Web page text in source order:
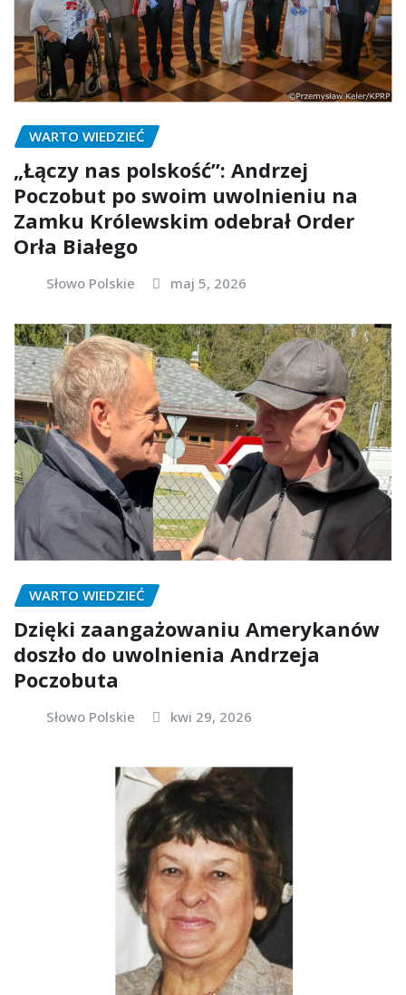
WARTO WIEDZIEĆ
„Łączy nas polskość”: Andrzej
Poczobut po swoim uwolnieniu na
Zamku Królewskim odebrał Order
Orła Białego
Słowo Polskie maj 5, 2026
WARTO WIEDZIEĆ
Dzięki zaangażowaniu Amerykanów
doszło do uwolnienia Andrzeja
Poczobuta
Słowo Polskie kwi 29, 2026